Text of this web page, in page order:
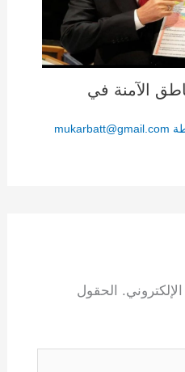
الآمنة في
mukarbatt@gmail.com
الحقول